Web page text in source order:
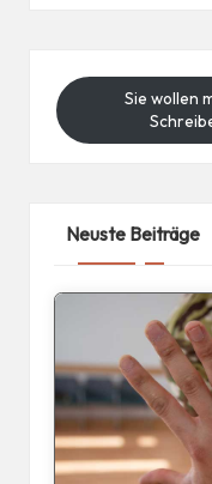
Sie wollen
Neuste Beiträge